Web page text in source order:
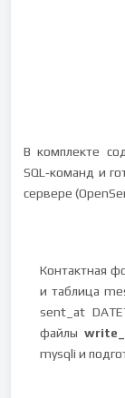
В комплекте
SQL‑команд и
сервере
Контактная
и таблица
sent_at
файлы
mysqli и